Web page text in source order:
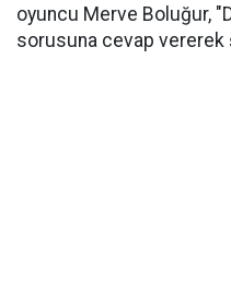
oyuncu Merve Boluğur,
sorusuna cevap vererek